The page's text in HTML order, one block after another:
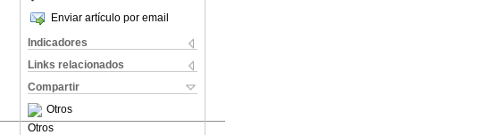
Enviar artículo por email
Indicadores
Links relacionados
Compartir
Otros
Otros